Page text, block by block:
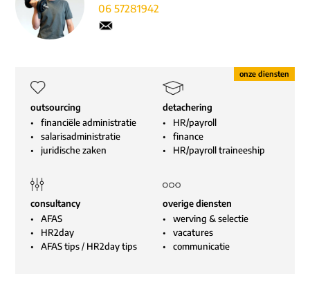
06 57281942
outsourcing
financiële administratie
salarisadministratie
juridische zaken
detachering
HR/payroll
finance
HR/payroll traineeship
consultancy
AFAS
HR2day
AFAS tips/ HR2day tips
overige diensten
werving & selectie
vacatures
communicatie